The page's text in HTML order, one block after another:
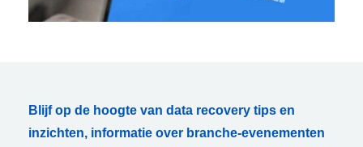
Blijf op de hoogte van data recovery tips en
inzichten, informatie over branche-evenementen